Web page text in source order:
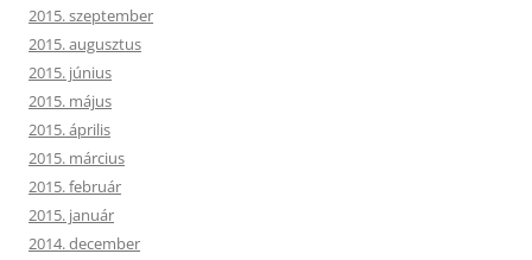
2015. szeptember
2015. augusztus
2015. június
2015. május
2015. április
2015. március
2015. február
2015. január
2014. december